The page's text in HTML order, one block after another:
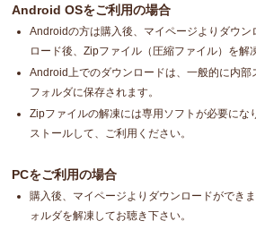
Android OSをご利用の場合
Androidの方は購入後、マイページよりダウン
ロード後、Zipファイル（圧縮ファイル）を解
Android上でのダウンロードは、一般的に内部
フォルダに保存されます。
Zipファイルの解凍には専用ソフトが必要にな
ストールして、ご利用ください。
PCをご利用の場合
購入後、マイページよりダウンロードができ
ォルダを解凍してお聴き下さい。